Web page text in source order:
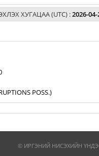
ХУГАЦАА (UTC) :2026-
POSS.)
© ИРГЭНИЙ НИСЭХИЙН